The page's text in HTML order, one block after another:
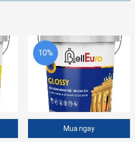
10%
Mua ngay